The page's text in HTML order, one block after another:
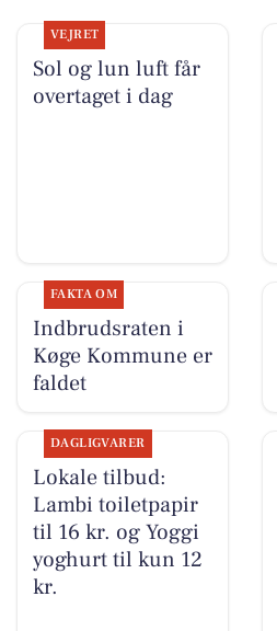
VEJRET
Sol og lun luft får
overtaget i dag
FAKTA OM
Indbrudsraten i
Køge Kommune er
faldet
DAGLIGVARER
Lokale tilbud:
Lambi toiletpapir
til 16 kr. og Yoggi
yoghurt til kun 12
kr.